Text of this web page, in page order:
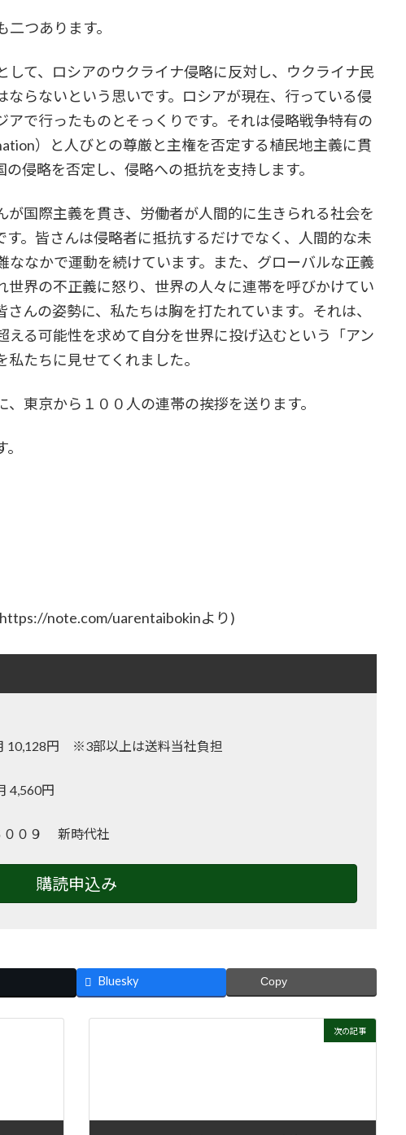
つあります。
て、ロシアのウクライナ侵略に反対し、ウクライナ民
らないという思いです。ロシアが現在、行っている侵
アで行ったものとそっくりです。それは侵略戦争特有の
）と人びとの尊厳と主権を否定する植民地主義に貫
侵略を否定し、侵略への抵抗を支持します。
国際主義を貫き、労働者が人間的に生きられる社会を
す。皆さんは侵略者に抵抗するだけでなく、人間的な未
ななかで運動を続けています。また、グローバルな正義
世界の不正義に怒り、世界の人々に連帯を呼びかけてい
んの姿勢に、私たちは胸を打たれています。それは、
える可能性を求めて自分を世界に投げ込むという「アン
たちに見せてくれました。
東京から１００人の連帯の挨拶を送ります。
note.com/uarentaibokinより)
10,128円 ※3部以上は送料当社負担
4,560円
００９ 新時代社
購読申込み
Bluesky Copy
次の記事